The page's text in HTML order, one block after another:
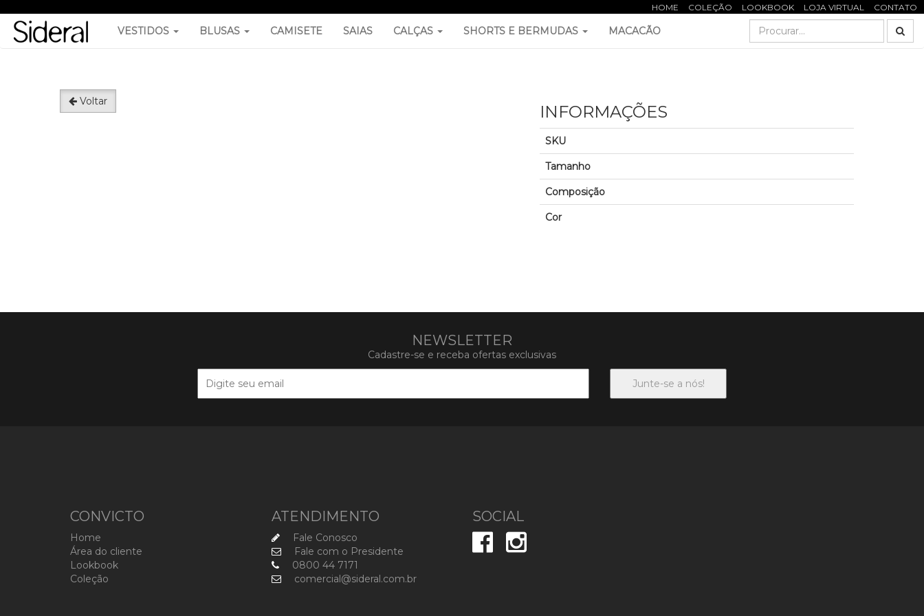
HOME COLEÇÃO LOOKBOOK LOJA VIRTUAL CONTATO
VESTIDOS BLUSAS CAMISETE SAIAS CALÇAS SHORTS E BERMUDAS MACACÃO
Voltar
INFORMAÇÕES
SKU
Tamanho
Composição
Cor
NEWSLETTER
Cadastre-se e receba ofertas exclusivas
CONVICTO
Home
Área do cliente
Lookbook
Coleção
ATENDIMENTO
Fale Conosco
Fale com o Presidente
0800 44 7171
comercial@sideral.com.br
SOCIAL